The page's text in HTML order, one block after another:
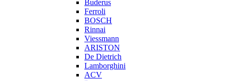
Buderus
Ferroli
BOSCH
Rinnai
Viessmann
ARISTON
De Dietrich
Lamborghini
ACV